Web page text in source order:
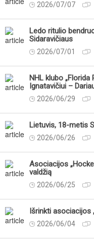
2026/07/07
Ledo ritulio
Sidaravičiaus
2026/07/01
NHL klubo
Ignatavičiui –
2026/06/29
Lietuvis, 18-metis
2026/06/26
Asociacijos
valdžią
2026/06/25
Išrinkti asociacijos
2026/06/04